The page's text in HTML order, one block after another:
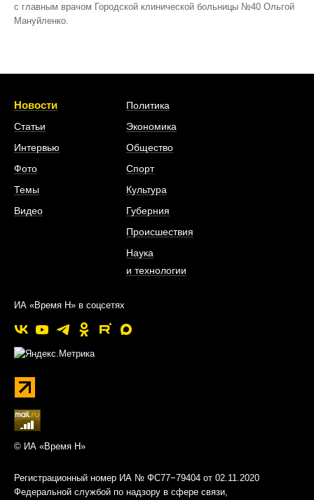
с главным врачом Городской клинической больницы №40 Ольгой
Мануйленко.
Новости
Статьи
Интервью
Фото
Темы
Видео
Политика
Экономика
Общество
Спорт
Культура
Губерния
Происшествия
Наука
и технологии
ИА «Время Н» в соцсетях
© ИА «Время Н»
Регистрационный номер ИА № ФС77−79404 от 02.11.2020
Федеральной службой по надзору в сфере связи,